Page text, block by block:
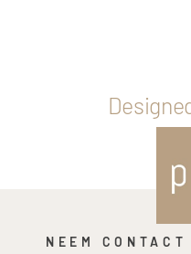
NEEM CONTACT